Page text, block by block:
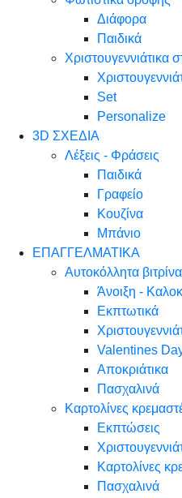
Διάφορα
Παιδικά
Χριστουγεννιάτικα
Set
Personalize
3D ΣΧΕΔΙΑ
Λέξεις - Φράσεις
Παιδικά
Γραφείο
Κουζίνα
Μπάνιο
ΕΠΑΓΓΕΛΜΑΤΙΚΑ
Αυτοκόλλητα
Άνοιξη -
Εκπτωτικά
Valentines
Αποκριάτικα
Πασχαλινά
Καρτολίνες
Εκπτώσεις
Καρτολίνες
Πασχαλινά